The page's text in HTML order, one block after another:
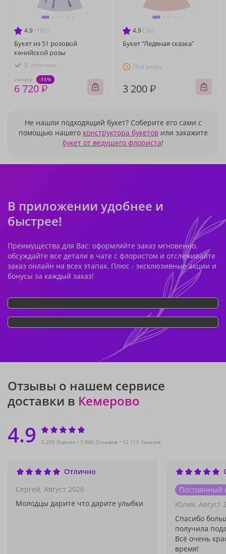
4.9 (195)
Букет из 51 розовой
кенийской розы
В наличии
7 910 ₽ -15%
6 720 ₽
4.9 (34)
Букет "Ледяная сказка"
Под заказ
3 200 ₽
Не нашли подходящий букет? Соберите его сами с
помощью нашего конструктора букетовили закажите
букет от ведущего флориста!
В приложении удобнее и
быстрее!
Преимущества для Вас: оформляйте заказ мгновенно,
обсуждайте все детали в чате с флористом и отслеживайте
заказ онлайн на всех этапах. Плюс - эксклюзивные акции и
бонусы за каждый заказ!
Отзывы о нашем сервисе
доставки в Кемерово
4.9 5 200 Оценок 3 845 Отзывов 52 113 Заказов
Отлично
Сергей, Август 2026
Молодцы дарите что дарите улыбки
Постоянный
Юлия, Август
Спасибо
получила
Всё очень
время!